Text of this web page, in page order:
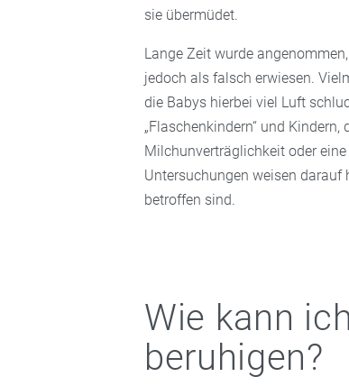
sie übermüdet.
Lange Zeit wurde
jedoch als falsch erwiesen.
die Babys hierbei viel Luft
„Flaschenkindern“ und
Milchunverträglichkeit oder
Untersuchungen weisen darauf
betroffen sind.
Wie kann
beruhigen?